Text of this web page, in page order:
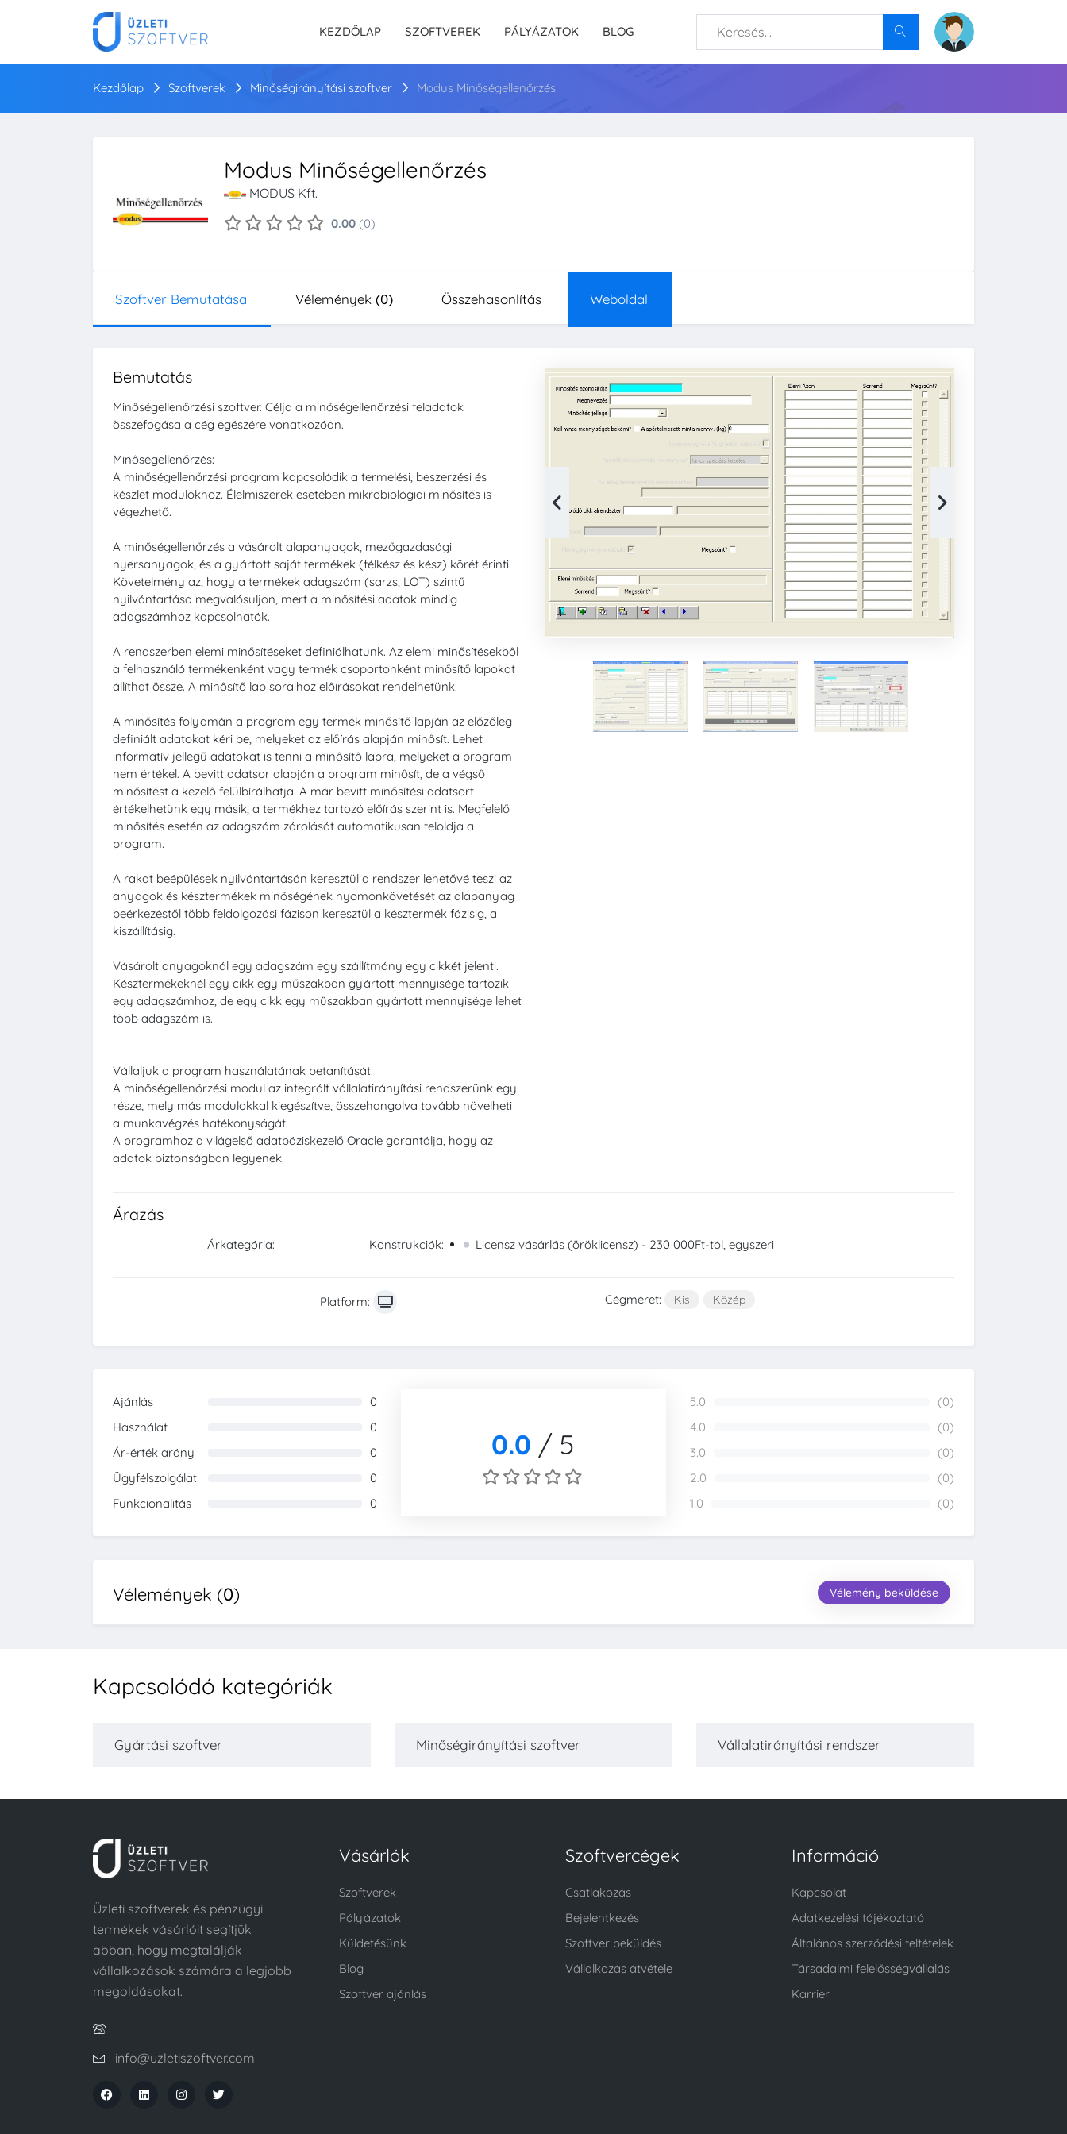
KEZDŐLAP SZOFTVEREK PÁLYÁZATOK BLOG
Kezdőlap Szoftverek Minőségirányítási szoftver Modus Minőségellenőrzés
Modus Minőségellenőrzés
MODUS Kft.
0.00 (0)
Szoftver Bemutatása Vélemények (0) Összehasonlítás Weboldal
Bemutatás
Minőségellenőrzési szoftver. Célja a minőségellenőrzési feladatok
összefogása a cég egészére vonatkozóan.
Minőségellenőrzés:
A minőségellenőrzési program kapcsolódik a termelési, beszerzési és
készlet modulokhoz. Élelmiszerek esetében mikrobiológiai minősítés is
végezhető.
A minőségellenőrzés a vásárolt alapanyagok, mezőgazdasági
nyersanyagok, és a gyártott saját termékek (félkész és kész) körét érinti.
Követelmény az, hogy a termékek adagszám (sarzs, LOT) szintű
nyilvántartása megvalósuljon, mert a minősítési adatok mindig
adagszámhoz kapcsolhatók.
A rendszerben elemi minősítéseket definiálhatunk. Az elemi minősítésekből
a felhasználó termékenként vagy termék csoportonként minősítő lapokat
állíthat össze. A minősítő lap soraihoz előírásokat rendelhetünk.
A minősítés folyamán a program egy termék minősítő lapján az előzőleg
definiált adatokat kéri be, melyeket az előírás alapján minősít. Lehet
informatív jellegű adatokat is tenni a minősítő lapra, melyeket a program
nem értékel. A bevitt adatsor alapján a program minősít, de a végső
minősítést a kezelő felülbírálhatja. A már bevitt minősítési adatsort
értékelhetünk egy másik, a termékhez tartozó előírás szerint is. Megfelelő
minősítés esetén az adagszám zárolását automatikusan feloldja a
program.
A rakat beépülések nyilvántartásán keresztül a rendszer lehetővé teszi az
anyagok és késztermékek minőségének nyomonkövetését az alapanyag
beérkezéstől több feldolgozási fázison keresztül a késztermék fázisig, a
kiszállításig.
Vásárolt anyagoknál egy adagszám egy szállítmány egy cikkét jelenti.
Késztermékeknél egy cikk egy műszakban gyártott mennyisége tartozik
egy adagszámhoz, de egy cikk egy műszakban gyártott mennyisége lehet
több adagszám is.
Vállaljuk a program használatának betanítását.
A minőségellenőrzési modul az integrált vállalatirányítási rendszerünk egy
része, mely más modulokkal kiegészítve, összehangolva tovább növelheti
a munkavégzés hatékonyságát.
A programhoz a világelső adatbáziskezelő Oracle garantálja, hogy az
adatok biztonságban legyenek.
Árazás
Árkategória: Konstrukciók: Licensz vásárlás (öröklicensz) - 230 000Ft-tól, egyszeri
Platform: Cégméret: Kis Közép
Ajánlás
0
Használat
0
Ár-érték arány
0
Ügyfélszolgálat
0
Funkcionalitás
0
0.0 / 5
5.0
(0)
4.0
(0)
3.0
(0)
2.0
(0)
1.0
(0)
Vélemények (0) Vélemény beküldése
Kapcsolódó kategóriák
Gyártási szoftver Minőségirányítási szoftver Vállalatirányítási rendszer
Üzleti szoftverek és pénzügyi
termékek vásárlóit segítjük
abban, hogy megtalálják
vállalkozások számára a legjobb
megoldásokat.
info@uzletiszoftver.com
Vásárlók
Szoftverek
Pályázatok
Küldetésünk
Blog
Szoftver ajánlás
Szoftvercégek
Csatlakozás
Bejelentkezés
Szoftver beküldés
Vállalkozás átvétele
Információ
Kapcsolat
Adatkezelési tájékoztató
Általános szerződési feltételek
Társadalmi felelősségvállalás
Karrier